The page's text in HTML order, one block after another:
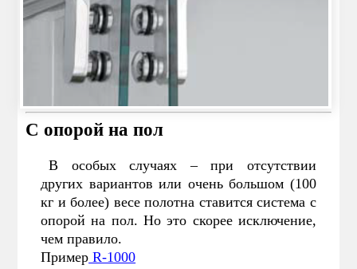
С опорой на пол
В особых случаях – при отсутствии
других вариантов или очень большом (100
кг и более) весе полотна ставится система с
опорой на пол. Но это скорее исключение,
чем правило.
Пример R-1000